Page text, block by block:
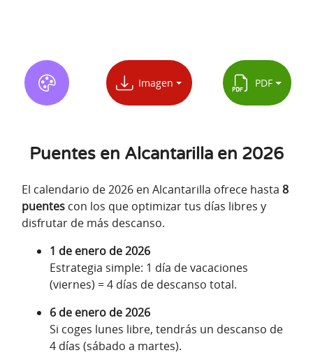
Imagen PDF
Puentes en Alcantarilla en 2026
El calendario de 2026 en Alcantarilla ofrece hasta 8
puentes con los que optimizar tus días libres y
disfrutar de más descanso.
1 de enero de 2026
Estrategia simple: 1 día de vacaciones
(viernes) = 4 días de descanso total.
6 de enero de 2026
Si coges lunes libre, tendrás un descanso de
4 días (sábado a martes).